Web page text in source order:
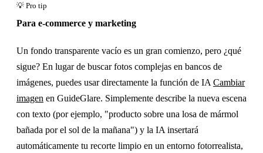
Para e-commerce y marketing
Un fondo transparente vacío es un gran comienzo, pero ¿qué
sigue? En lugar de buscar fotos complejas en bancos de
imágenes, puedes usar directamente la función de IACambiar
imagen en GuideGlare. Simplemente describe la nueva escena
con texto (por ejemplo, "producto sobre una losa de mármol
bañada por el sol de la mañana") y la IA insertará
automáticamente tu recorte limpio en un entorno fotorrealista,